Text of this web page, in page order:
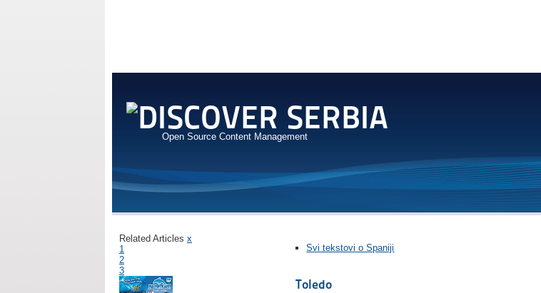
Open Source Content Management
Related Articles x
1
2
3
Svi tekstovi o Spaniji
Toledo